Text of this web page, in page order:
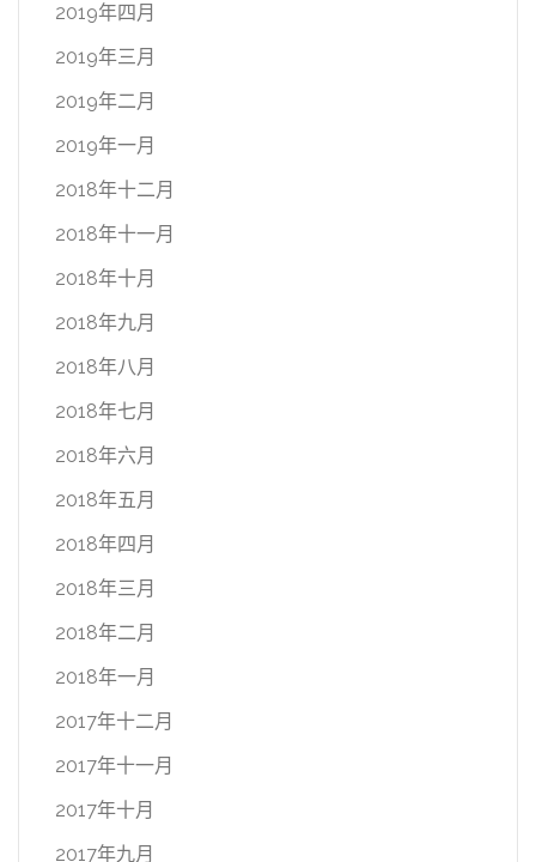
2019年四月
2019年三月
2019年二月
2019年一月
2018年十二月
2018年十一月
2018年十月
2018年九月
2018年八月
2018年七月
2018年六月
2018年五月
2018年四月
2018年三月
2018年二月
2018年一月
2017年十二月
2017年十一月
2017年十月
2017年九月